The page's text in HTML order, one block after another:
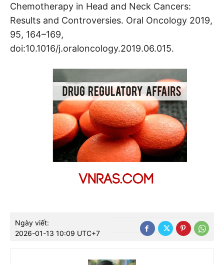
Chemotherapy in Head and Neck Cancers:
Results and Controversies. Oral Oncology 2019,
95, 164–169,
doi:10.1016/j.oraloncology.2019.06.015.
Ngày viết:
2026-01-13 10:09 UTC+7